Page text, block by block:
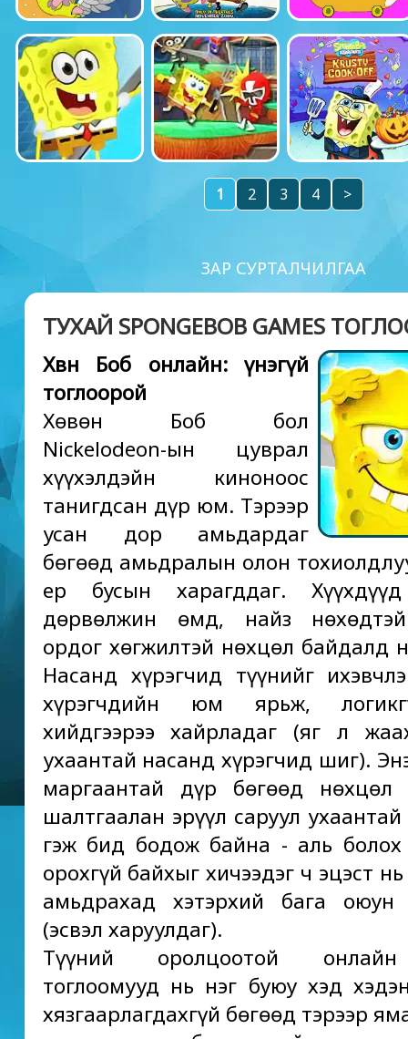
1 2 3 4 >
ЗАР СУРТАЛЧИЛГАА
ТУХАЙ SPONGEBOB GAMES
Хөвөн Боб онлайн: үнэгүй
тоглоорой
Хөвөн Боб бол
Nickelodeon-ын цуврал
хүүхэлдэйн киноноос
танигдсан дүр юм. Тэрээр
усан дор амьдардаг
бөгөөд амьдралын олон
ер бусын харагддаг.
дөрвөлжин өмд, найз
ордог хөгжилтэй нөхцөл байдалд
Насанд хүрэгчид түүнийг
хүрэгчдийн юм ярьж,
хийдгээрээ хайрладаг (яг л
ухаантай насанд хүрэгчид шиг).
маргаантай дүр бөгөөд нөхцөл
шалтгаалан эрүүл саруул
гэж бид бодож байна - аль болох
орохгүй байхыг хичээдэг ч эцэст
амьдрахад хэтэрхий бага оюун
(эсвэл харуулдаг).
Түүний оролцоотой
тоглоомууд нь нэг буюу хэд
хязгаарлагдахгүй бөгөөд тэрээр